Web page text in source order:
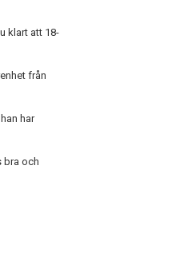
klart att 18-
från
har
bra och